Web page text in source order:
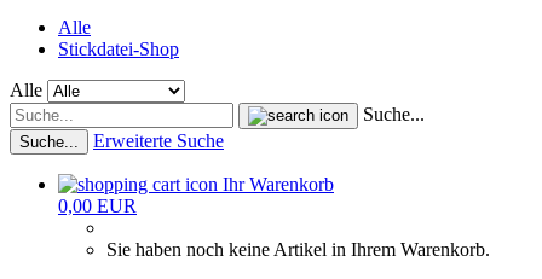
Alle
Stickdatei-Shop
Alle
Suche...
Suche... Erweiterte Suche
Ihr Warenkorb
0,00 EUR
Sie haben noch keine Artikel in Ihrem Warenkorb.